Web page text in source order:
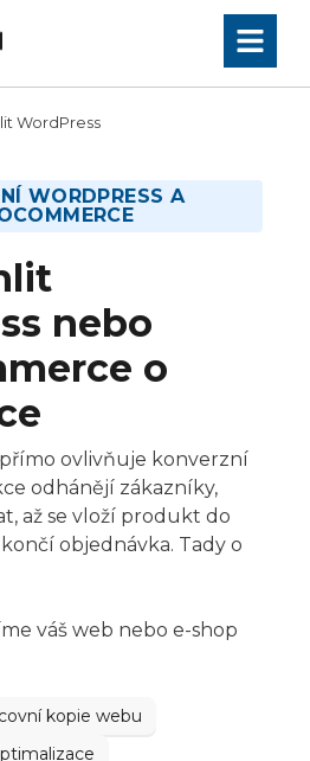
WordPress
WORDPRESS A
nebo
o
ovlivňuje konverzní
odhánějí zákazníky,
až se vloží produkt do
objednávka. Tady o
váš web nebo e-shop
kopie webu